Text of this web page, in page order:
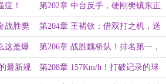
的反手爆撕！
症！ 第202章 中台反手，硬刚樊镇东正
手爆冲！
战胜樊 第204章 王褚钦：借双打之机，送
陈金一场首败！
这是爆 第206章 战胜魏桥队！排名第一，
晋级乒超总决赛！
最新规 第208章 157Km/h！打破记录的球